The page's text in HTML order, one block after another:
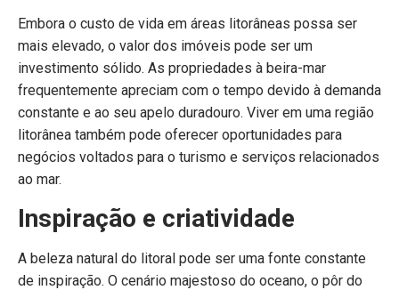
Embora o custo de vida em áreas litorâneas possa ser
mais elevado, o valor dos imóveis pode ser um
investimento sólido. As propriedades à beira-mar
frequentemente apreciam com o tempo devido à demanda
constante e ao seu apelo duradouro. Viver em uma região
litorânea também pode oferecer oportunidades para
negócios voltados para o turismo e serviços relacionados
ao mar.
Inspiração e criatividade
A beleza natural do litoral pode ser uma fonte constante
de inspiração. O cenário majestoso do oceano, o pôr do